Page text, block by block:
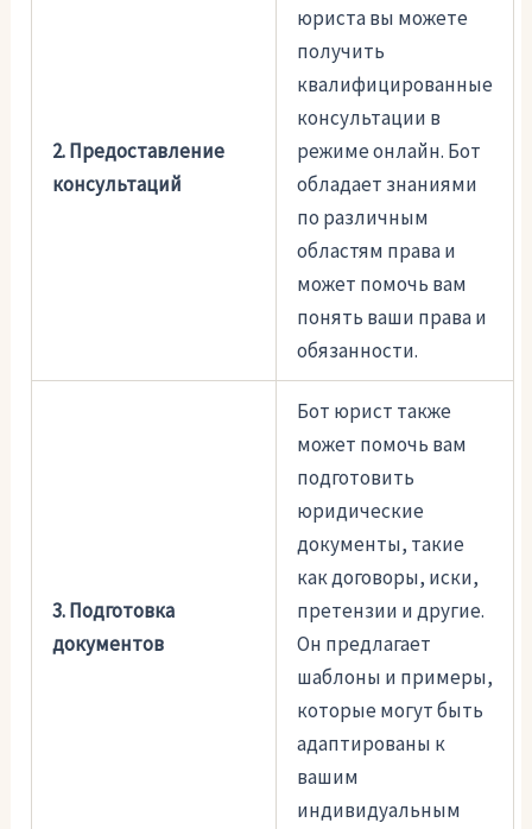
2. Предоставление
консультаций
юриста вы можете
получить
квалифицированные
консультации в
режиме онлайн. Бот
обладает знаниями
по различным
областям права и
может помочь вам
понять ваши права и
обязанности.
3. Подготовка
документов
Бот юрист также
может помочь вам
подготовить
юридические
документы, такие
как договоры, иски,
претензии и другие.
Он предлагает
шаблоны и примеры,
которые могут быть
адаптированы к
вашим
индивидуальным